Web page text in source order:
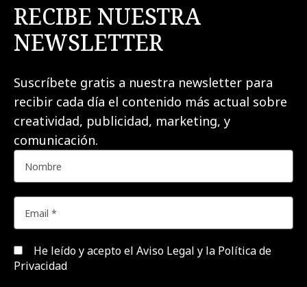
RECIBE NUESTRA
NEWSLETTER
Suscríbete gratis a nuestra newsletter para
recibir cada día el contenido más actual sobre
creatividad, publicidad, marketing, y
comunicación.
He leído y acepto el Aviso Legal y la Política de
Privacidad